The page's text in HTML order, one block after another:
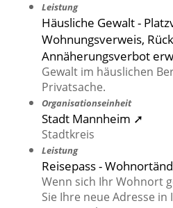
Leistung
Häusliche Gewalt -
Wohnungsverweis,
Annäherungsverbot
Gewalt im häuslichen
Privatsache.
Organisationseinheit
Stadt Mannheim ➚
Stadtkreis
Leistung
Reisepass -
Wenn sich Ihr Wohnort
Sie Ihre neue Adresse in